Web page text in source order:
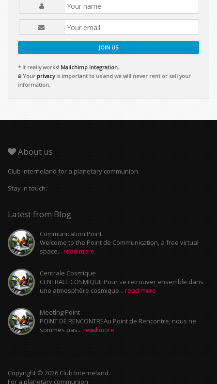
JOIN US
* It really works! Mailchimp Integration.
Your privacyis important to us and we will never rent or sell your
information.
About us
Club Interneland for a planetary communion.
Stay in touch:
Latest from Blog
Communication Point
Welcome to the Point de Communication, a free virtual
space... read more
Centrale Cosmique
CENTRALE COSMIQUE Pour se retrouver ensemble dans
une atmosphère cosmique... read more
Meeting Point
POINT DE RENCONTREAu Point de Rencontre, nous ne
sommes pas... read more
Copyright © 2026 Club Interneland.
For a planetary communion